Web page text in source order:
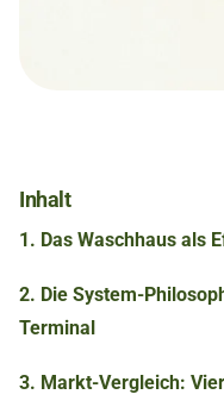
Inhalt
1. Das Waschhaus als
2. Die System-
Terminal
3. Markt-Vergleich: